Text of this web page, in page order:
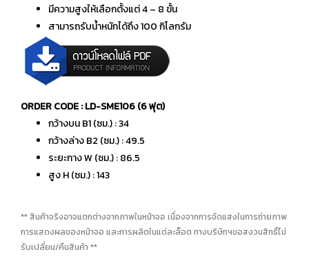
มีความสูงให้เลือกตั้งแต่ 4 – 8 ขั้น
สามารถรับน้ำหนักได้ถึง 100 กิโลกรัม
ORDER CODE : LD-SME106 (6 ฟุต)
กว้างบน B1 (ซม.) : 34
กว้างล่าง B2 (ซม.) : 49.5
ระยะกาง W (ซม.) : 86.5
สูง H (ซม.) : 143
** สินค้าจริงอาจแตกต่างจากภาพในหน้าจอ เนื่องจากการจัดแสงในการถ่ายภาพ
การแสดงผลของหน้าจอ และการผลิตในแต่ละล็อต ทางบริษัทฯขอสงวนสิทธิ์ไม่
รับเปลี่ยน/คืนสินค้า **